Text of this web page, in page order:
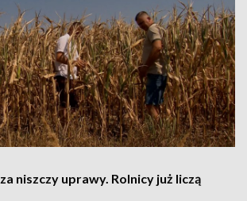
niszczy uprawy. Rolnicy już liczą